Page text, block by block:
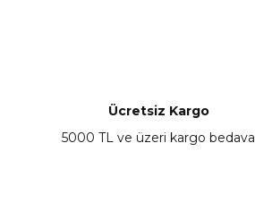
Ücretsiz Kargo
5000 TL ve üzeri kargo bedava